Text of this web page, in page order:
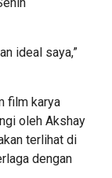
ideal saya,”
film karya
oleh Akshay
terlihat di
dengan